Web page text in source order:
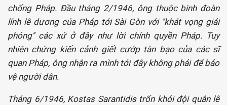
chống Pháp. Đầu tháng 2/1946, ông thuộc binh đoàn
lính lê dương của Pháp tới Sài Gòn với ''khát vọng giải
phóng'' các xứ ở đây như lời chính quyền Pháp. Tuy
nhiên chứng kiến cảnh giết cướp tàn bạo của các sĩ
quan Pháp, ông nhận ra mình tới đây không phải để bảo
vệ người dân.
Tháng 6/1946, Kostas Sarantidis trốn khỏi đội quân lê